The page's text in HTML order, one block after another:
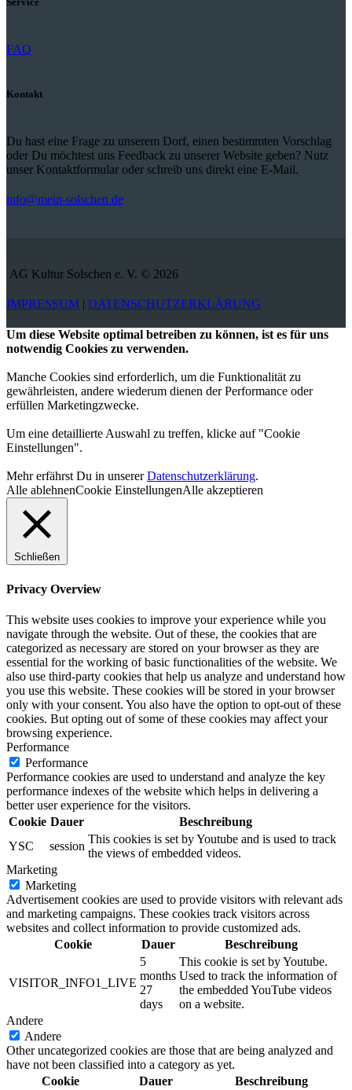
FAQ
Kontakt
Du hast eine Frage zu unserem Dorf, einen bestimmten Vorschlag
oder Du möchtest uns Feedback zu unserer Website geben? Nutz
unser Kontaktformular oder schreib uns direkt eine E-Mail.
info@mein-solschen.de
AG Kultur Solschen e. V. © 2026
IMPRESSUM | DATENSCHUTZERKLÄRUNG
Um diese Website optimal betreiben zu können, ist es für uns
notwendig Cookies zu verwenden.
Manche Cookies sind erforderlich, um die Funktionalität zu
gewährleisten, andere wiederum dienen der Performance oder
erfüllen Marketingzwecke.
Um eine detaillierte Auswahl zu treffen, klicke auf "Cookie
Einstellungen".
Mehr erfährst Du in unsererDatenschutzerklärung.
Alle ablehnenCookie EinstellungenAlle akzeptieren
Schließen
Privacy Overview
This website uses cookies to improve your experience while you
navigate through the website. Out of these, the cookies that are
categorized as necessary are stored on your browser as they are
essential for the working of basic functionalities of the website. We
also use third-party cookies that help us analyze and understand how
you use this website. These cookies will be stored in your browser
only with your consent. You also have the option to opt-out of these
cookies. But opting out of some of these cookies may affect your
browsing experience.
Performance
Performance
Performance cookies are used to understand and analyze the key
performance indexes of the website which helps in delivering a
better user experience for the visitors.
Cookie Dauer
Beschreibung
YSC
session
This cookies is set by Youtube and is used to track
the views of embedded videos.
Marketing
Marketing
Advertisement cookies are used to provide visitors with relevant ads
and marketing campaigns. These cookies track visitors across
websites and collect information to provide customized ads.
Cookie
Dauer Beschreibung
VISITOR_INFO1_LIVE
5
months
27
days
This cookie is set by Youtube.
Used to track the information of
the embedded YouTube videos
on a website.
Andere
Andere
Other uncategorized cookies are those that are being analyzed and
have not been classified into a category as yet.
Cookie
Dauer Beschreibung